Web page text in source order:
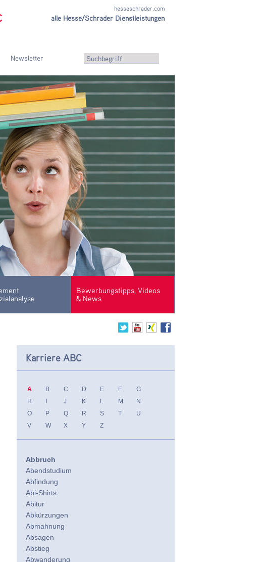
Newsletter
Bewerbungstipps, Videos
& News
Karriere ABC
A B C D E F
G
H
J K L M
N
O
P Q R S T
U
V
W X Y Z
Abbruch
Abendstudium
Abfindung
Abi-Shirts
Abitur
Abkürzungen
Abmahnung
Absagen
Abstieg
Abwanderung
hesseschrader.com
alle Hesse/Schrader Dienstleistungen